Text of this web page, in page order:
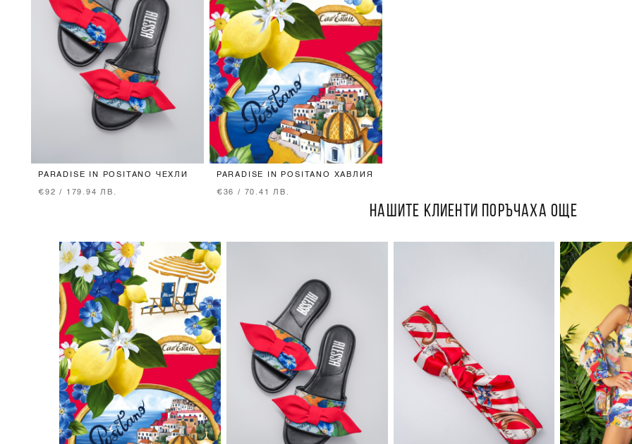
PARADISE IN POSITANO ЧЕХЛИ
€92 / 179.94 ЛВ.
PARADISE IN POSITANO ХАВЛИЯ
€36 / 70.41 ЛВ.
НАШИТЕ КЛИЕНТИ ПОРЪЧАХА ОЩЕ